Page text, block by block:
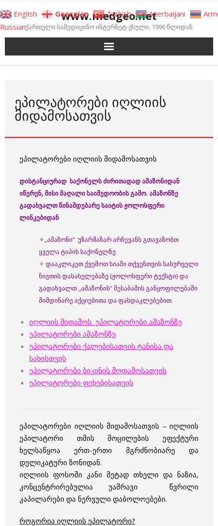
to
content
www.medgeo.net
ქართული სამედიცინო ინტერნეტ-ქსელი, 1996 წლიდან
ᲔᲞᲘᲚᲐᲢᲝᲠᲔᲑᲘ ᲘᲦᲚᲘᲘᲡ
ᲛᲘᲓᲐᲛᲝᲡᲐᲗᲕᲘᲡ
ეპილატორები იღლიის მიდამოსათვის
დისტანციურად საქონელს ძირითადად ამაზონიდან
იწერენ, მისი მაღალი საიმედოობის გამო. ამაზონზე
გადახვალთ წინამდებარე საიტის ჟოლოსფერი
ლინკებიდან
✧,,ამაზონი” უზარმაზარ არჩევანს გთავაზობთ
ყველა ტიპის საქონელზე
✧ დააკლიკეთ ქვემოთ სიაში თქვენთვის სასურველი
ნივთის დასახელებაზე (ჟოლოსფერი ტექსტი) და
გადახვალთ ,,ამაზონის“ შესაბამის განყოფილებაში
მიმდინარე აქციებითა და ფასდაკლებებით.
იღლიის მიდამოს ეპილატორები ამაზონზე
ეპილატორები ამაზონზე
ეპილატორები ქალებისათვის ტანისა და
სახისთვის
ეპილატორები ბიკინის მოდამოსათვის
ეპილატორები ფეხებისათვის
ეპილატორები იღლიის მიდამოსათვის – იღლიის
ეპილატორი თმის მოცილების ეფექტური
ხელსაწყოა ერთ-ერთი მგრძნობიარე და
დელიკატური ზონიდან.
იღლიის ფოსოში კანი მეტად თხელი და ნაზია,
კონცენტრირებულია უამრავი წვრილი
კაპილარები და ნერვული დაბოლოებები.
როგორია იღლიის ეპილატორი?
English Georgian Turkish Azerbaijani
Russian